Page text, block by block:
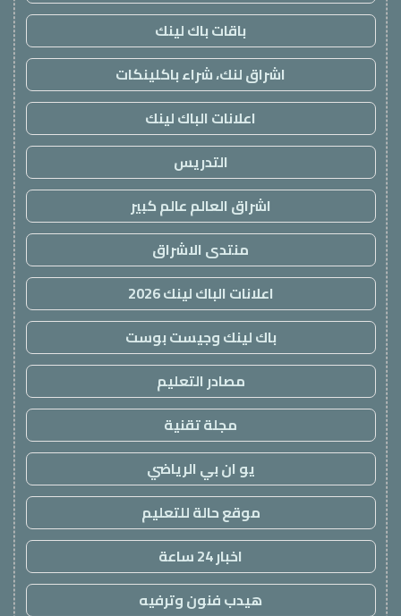
باقات باك لينك
اشراق لنك، شراء باكلينكات
اعلانات الباك لينك
التدريس
اشراق العالم عالم كبير
منتدى الاشراق
اعلانات الباك لينك 2026
باك لينك وجيست بوست
مصادر التعليم
مجلة تقنية
يو ان بي الرياضي
موقع حالة للتعليم
اخبار 24 ساعة
هيدب فنون وترفيه